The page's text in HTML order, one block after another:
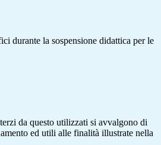
durante la sospensione didattica per le
da questo utilizzati si avvalgono di
ed utili alle finalità illustrate nella